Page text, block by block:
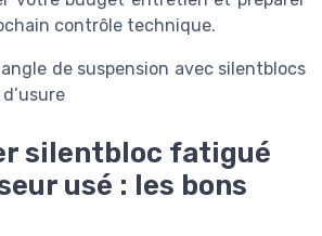
contrôle technique.
silentbloc fatigué
usé : les bons